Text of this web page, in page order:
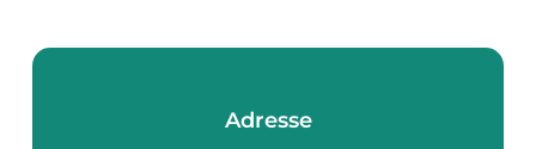
Adresse